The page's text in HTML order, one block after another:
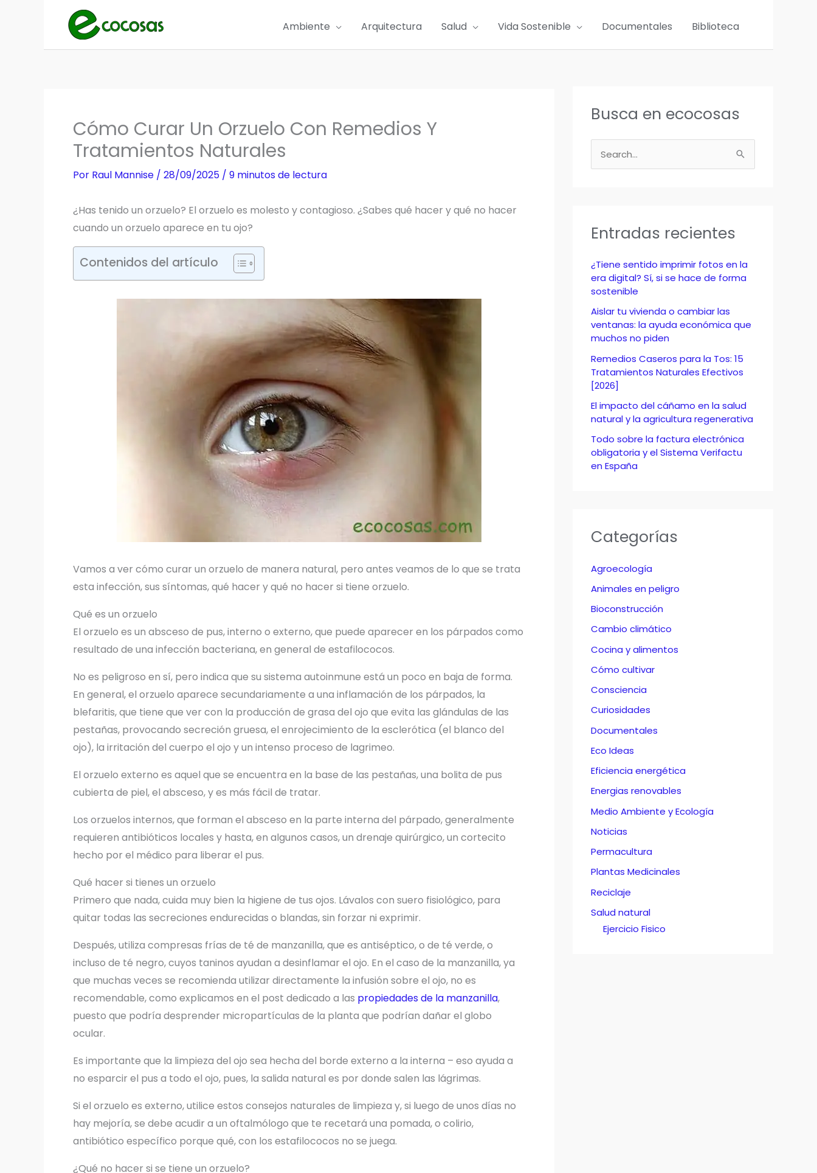
Ambiente Arquitectura Salud Vida Sostenible Documentales Biblioteca
Cómo Curar Un Orzuelo Con Remedios Y
Tratamientos Naturales
Por Raul Mannise / 28/09/2025 / 9 minutos de lectura
¿Has tenido un orzuelo? El orzuelo es molesto y contagioso. ¿Sabes qué hacer y qué no hacer
cuando un orzuelo aparece en tu ojo?
Contenidos del artículo
Vamos a ver cómo curar un orzuelo de manera natural, pero antes veamos de lo que se trata
esta infección, sus síntomas, qué hacer y qué no hacer si tiene orzuelo.
Qué es un orzuelo
El orzuelo es un absceso de pus, interno o externo, que puede aparecer en los párpados como
resultado de una infección bacteriana, en general de estafilococos.
No es peligroso en sí, pero indica que su sistema autoinmune está un poco en baja de forma.
En general, el orzuelo aparece secundariamente a una inflamación de los párpados, la
blefaritis, que tiene que ver con la producción de grasa del ojo que evita las glándulas de las
pestañas, provocando secreción gruesa, el enrojecimiento de la esclerótica (el blanco del
ojo), la irritación del cuerpo el ojo y un intenso proceso de lagrimeo.
El orzuelo externo es aquel que se encuentra en la base de las pestañas, una bolita de pus
cubierta de piel, el absceso, y es más fácil de tratar.
Los orzuelos internos, que forman el absceso en la parte interna del párpado, generalmente
requieren antibióticos locales y hasta, en algunos casos, un drenaje quirúrgico, un cortecito
hecho por el médico para liberar el pus.
Qué hacer si tienes un orzuelo
Primero que nada, cuida muy bien la higiene de tus ojos. Lávalos con suero fisiológico, para
quitar todas las secreciones endurecidas o blandas, sin forzar ni exprimir.
Después, utiliza compresas frías de té de manzanilla, que es antiséptico, o de té verde, o
incluso de té negro, cuyos taninos ayudan a desinflamar el ojo. En el caso de la manzanilla, ya
que muchas veces se recomienda utilizar directamente la infusión sobre el ojo, no es
recomendable, como explicamos en el post dedicado a las propiedades de la manzanilla,
puesto que podría desprender micropartículas de la planta que podrían dañar el globo
ocular.
Es importante que la limpieza del ojo sea hecha del borde externo a la interna – eso ayuda a
no esparcir el pus a todo el ojo, pues, la salida natural es por donde salen las lágrimas.
Si el orzuelo es externo, utilice estos consejos naturales de limpieza y, si luego de unos días no
hay mejoría, se debe acudir a un oftalmólogo que te recetará una pomada, o colirio,
antibiótico específico porque qué, con los estafilococos no se juega.
¿Qué no hacer si se tiene un orzuelo?
Busca en ecocosas
u
r
o
r
:
Entradas recientes
¿Tiene sentido imprimir fotos en la
era digital? Sí, si se hace de forma
sostenible
Aislar tu vivienda o cambiar las
ventanas: la ayuda económica que
muchos no piden
Remedios Caseros para la Tos: 15
Tratamientos Naturales Efectivos
[2026]
El impacto del cáñamo en la salud
natural y la agricultura regenerativa
Todo sobre la factura electrónica
obligatoria y el Sistema Verifactu
en España
Categorías
Agroecología
Animales en peligro
Bioconstrucción
Cambio climático
Cocina y alimentos
Cómo cultivar
Consciencia
Curiosidades
Documentales
Eco Ideas
Eficiencia energética
Energias renovables
Medio Ambiente y Ecología
Noticias
Permacultura
Plantas Medicinales
Reciclaje
Salud natural
Ejercicio Fisico